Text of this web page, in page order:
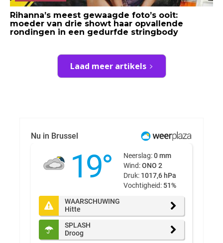
Rihanna’s meest gewaagde foto’s ooit:
moeder van drie showt haar opvallende
rondingen in een gedurfde stringbody
Laad meer artikels